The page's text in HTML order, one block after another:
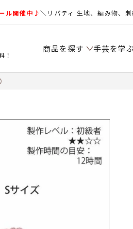
ル開催中♪＼リバティ 生地、編み物、
！
商品を探す 手芸を学